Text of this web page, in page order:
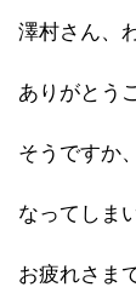
澤村さん、
ありがとう
そうですか
なってしま
お疲れさま